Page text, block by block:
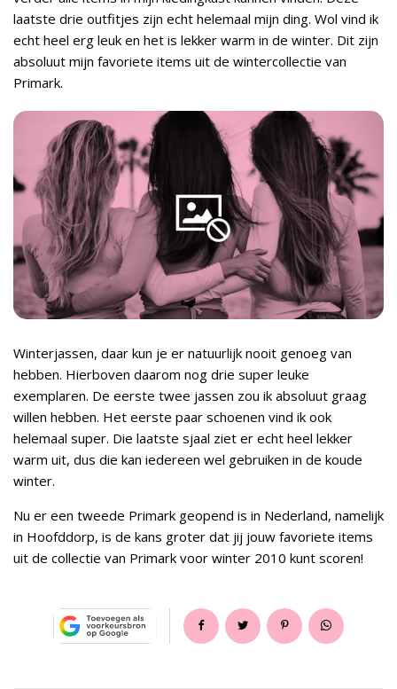
laatste drie outfitjes zijn echt helemaal mijn ding. Wol vind ik
echt heel erg leuk en het is lekker warm in de winter. Dit zijn
absoluut mijn favoriete items uit de wintercollectie van
Primark.
Winterjassen, daar kun je er natuurlijk nooit genoeg van
hebben. Hierboven daarom nog drie super leuke
exemplaren. De eerste twee jassen zou ik absoluut graag
willen hebben. Het eerste paar schoenen vind ik ook
helemaal super. Die laatste sjaal ziet er echt heel lekker
warm uit, dus die kan iedereen wel gebruiken in de koude
winter.
Nu er een tweede Primark geopend is in Nederland, namelijk
in Hoofddorp, is de kans groter dat jij jouw favoriete items
uit de collectie van Primark voor winter 2010 kunt scoren!